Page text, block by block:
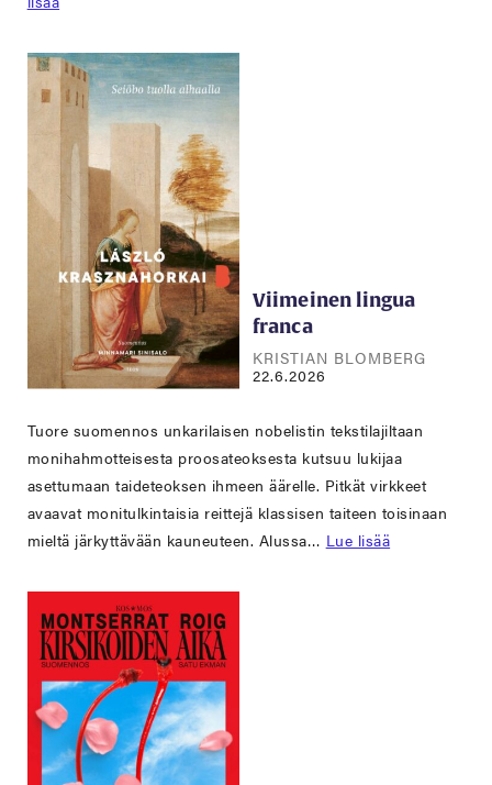
Viimeinen lingua
franca
KRISTIAN BLOMBERG
22.6.2026
Tuore suomennos unkarilaisen nobelistin tekstilajiltaan
monihahmotteisesta proosateoksesta kutsuu lukijaa
asettumaan taideteoksen ihmeen äärelle. Pitkät virkkeet
avaavat monitulkintaisia reittejä klassisen taiteen toisinaan
mieltä järkyttävään kauneuteen. Alussa… Lue lisää